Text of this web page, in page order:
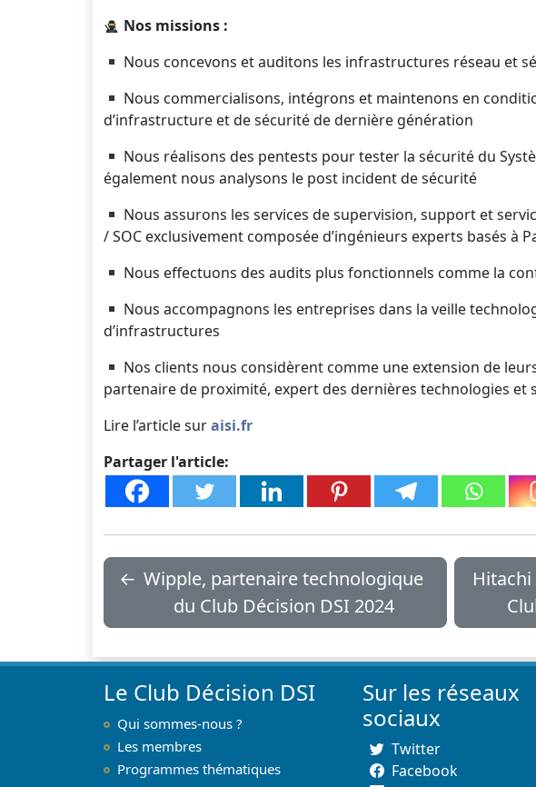
Nos missions :
Nous concevons et auditons les infrastructures réseau et
Nous commercialisons, intégrons et maintenons en
d’infrastructure et de sécurité de dernière génération
Nous réalisons des pentests pour tester la sécurité du
également nous analysons le post incident de sécurité
Nous assurons les services de supervision, support et
/ SOC exclusivement composée d’ingénieurs experts basés à
Nous effectuons des audits plus fonctionnels comme la
Nous accompagnons les entreprises dans la veille
d’infrastructures
Nos clients nous considèrent comme une extension de
partenaire de proximité, expert des dernières technologies et
Lire l’article suraisi.fr
Partager l'article:
← Wipple, partenaire technologique
du Club Décision DSI 2024
Le Club Décision DSI
Qui sommes-nous ?
Les membres
Programmes thématiques
Sur les réseaux
sociaux
Twitter
Facebook